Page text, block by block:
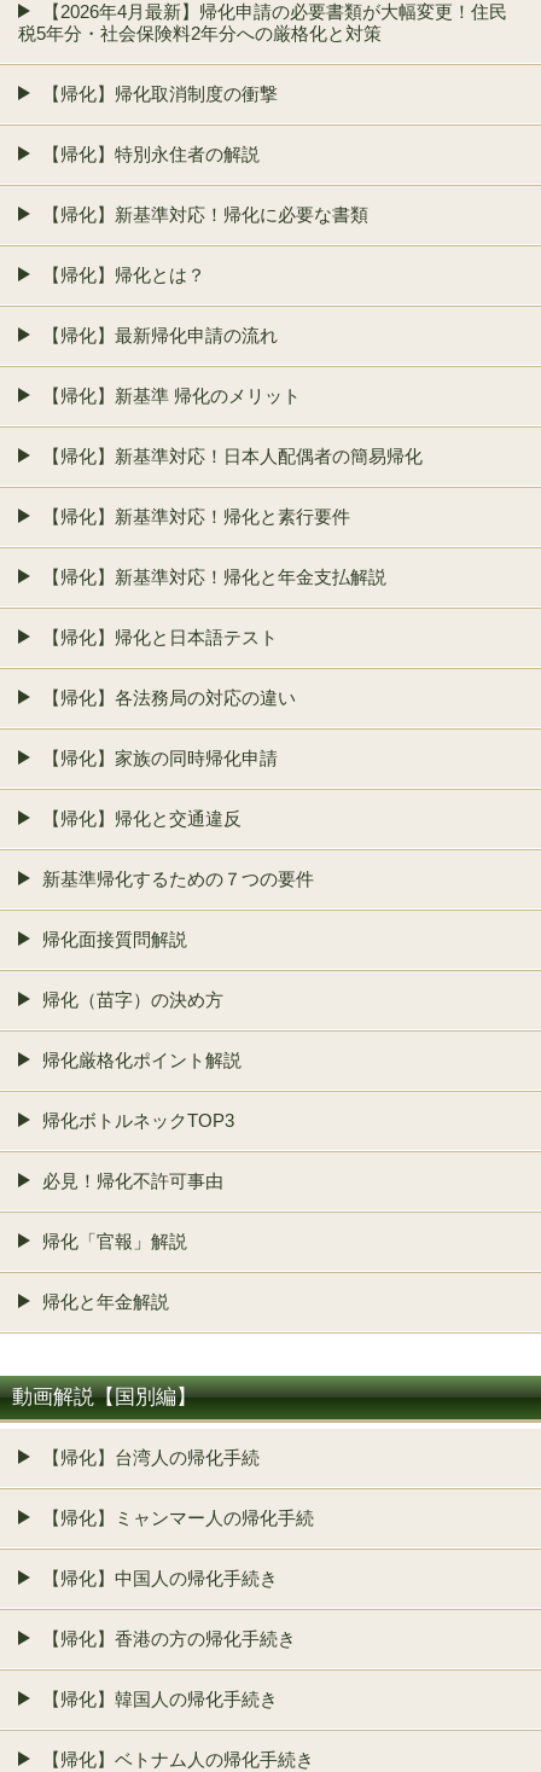
【2026年4月最新】帰化申請の必要書類が大幅変更！住民
税5年分・社会保険料2年分への厳格化と対策
【帰化】帰化取消制度の衝撃
【帰化】特別永住者の解説
【帰化】新基準対応！帰化に必要な書類
【帰化】帰化とは？
【帰化】最新帰化申請の流れ
【帰化】新基準 帰化のメリット
【帰化】新基準対応！日本人配偶者の簡易帰化
【帰化】新基準対応！帰化と素行要件
【帰化】新基準対応！帰化と年金支払解説
【帰化】帰化と日本語テスト
【帰化】各法務局の対応の違い
【帰化】家族の同時帰化申請
【帰化】帰化と交通違反
新基準帰化するための７つの要件
帰化面接質問解説
帰化（苗字）の決め方
帰化厳格化ポイント解説
帰化ボトルネックTOP3
必見！帰化不許可事由
帰化「官報」解説
帰化と年金解説
動画解説【国別編】
【帰化】台湾人の帰化手続
【帰化】ミャンマー人の帰化手続
【帰化】中国人の帰化手続き
【帰化】香港の方の帰化手続き
【帰化】韓国人の帰化手続き
【帰化】ベトナム人の帰化手続き